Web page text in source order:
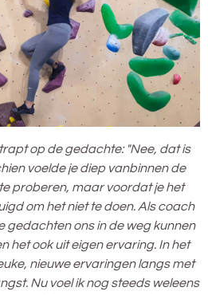
op de gedachte: "Nee, dat is
voelde je diep vanbinnen de
proberen, maar voordat je het
om het niet te doen. Als coach
gedachten ons in de weg kunnen
het ook uit eigen ervaring. In het
nieuwe ervaringen langs met
Nu voel ik nog steeds weleens